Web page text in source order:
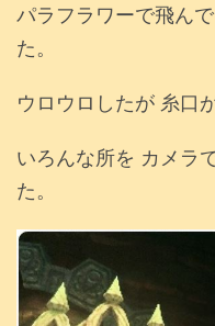
パラフラワーで飛ん
た。
ウロウロしたが 糸口
いろんな所を カメラ
た。